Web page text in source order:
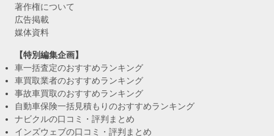
著作権について
広告掲載
媒体資料
【特別編集企画】
車一括査定のおすすめランキング
車買取業者のおすすめランキング
事故車買取のおすすめランキング
自動車保険一括見積もりのおすすめランキング
ナビクルの口コミ・評判まとめ
インズウェブの口コミ・評判まとめ